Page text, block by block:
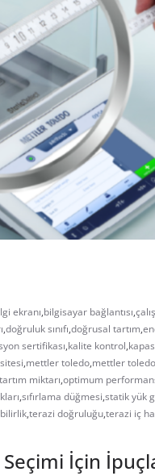
ekranı,bilgisayar bağlantısı,
,doğruluk sınıfı,doğrusal tartım,
sertifikası,kalite kontrol,
,mettler toledo,mettler
miktarı,optimum
,sıfırlama düğmesi,statik yük
,terazi doğruluğu,terazi iç
İçin